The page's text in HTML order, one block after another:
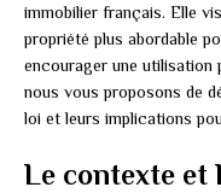
immobilier français. Elle
propriété plus abordable
encourager une utilisation
nous vous proposons de
loi et leurs implications
Le contexte et